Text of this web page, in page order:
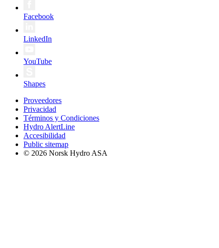
Facebook
LinkedIn
YouTube
Shapes
Proveedores
Privacidad
Términos y Condiciones
Hydro AlertLine
Accesibilidad
Public sitemap
© 2026 Norsk Hydro ASA